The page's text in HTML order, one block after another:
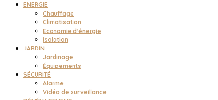
ENERGIE
Chauffage
Climatisation
Economie d’énergie
Isolation
JARDIN
Jardinage
Équipements
SÉCURITÉ
Alarme
Vidéo de surveillance